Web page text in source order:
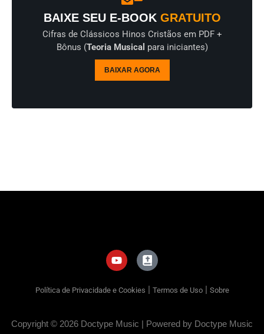
BAIXE SEU E-BOOKGRATUITO
Cifras de Clássicos Hinos Cristãos em PDF +
Bônus (Teoria Musical para iniciantes)
BAIXAR AGORA
Política de Privacidade e Cookies Termos de Uso| Sobre
Copyright © 2026 Doctype Music | Powered by Doctype Music